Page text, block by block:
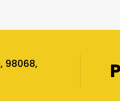
98068,